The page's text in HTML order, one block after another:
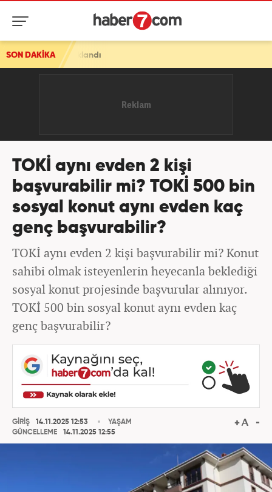
SON DAKİKA
TOKİ aynı evden 2 kişi
başvurabilir mi? TOKİ 500 bin
sosyal konut aynı evden kaç
genç başvurabilir?
TOKİ aynı evden 2 kişi başvurabilir mi? Konut
sahibi olmak isteyenlerin heyecanla beklediği
sosyal konut projesinde başvurular alınıyor.
TOKİ 500 bin sosyal konut aynı evden kaç
genç başvurabilir?
GİRİŞ
14.11.2025 12:53
GÜNCELLEME
14.11.2025 12:55
YAŞAM